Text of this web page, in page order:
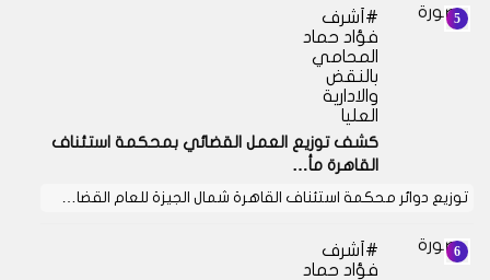
أشرف
فؤاد حماد
المحامي
بالنقض
والادارية
العليا
كشف توزيع العمل القضائي بمحكمة استئناف
القاهرة مأ…
توزيع دوائر محكمة استئناف القاهرة شمال الجيزة للعام القضا…
أشرف
فؤاد حماد